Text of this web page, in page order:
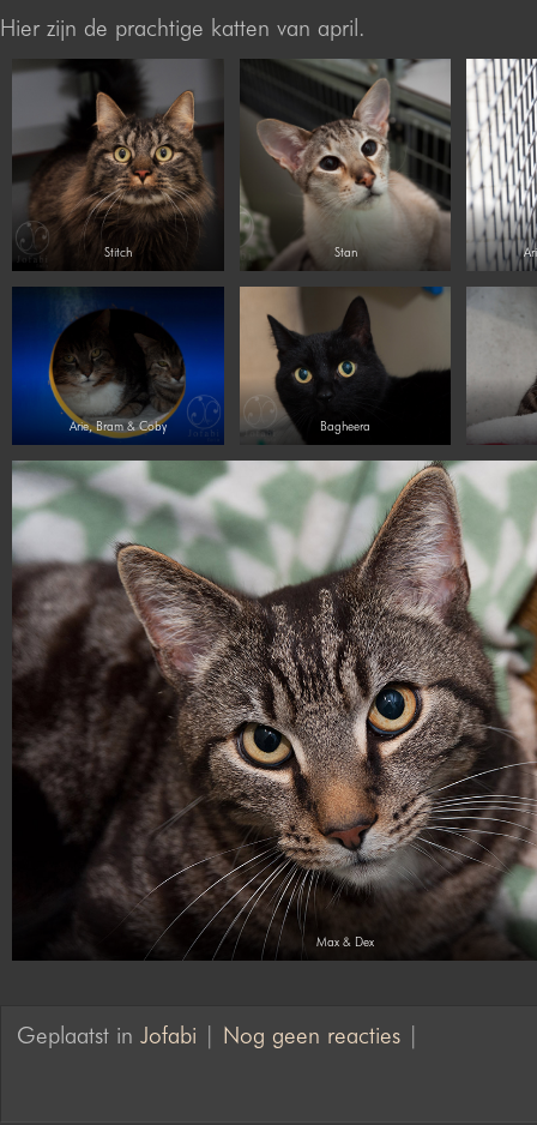
Hier zijn de prachtige katten van april.
Stitch Stan
Arie, Bram & Coby Bagheera
Max & Dex
Geplaatst in Jofabi Nog geen reacties